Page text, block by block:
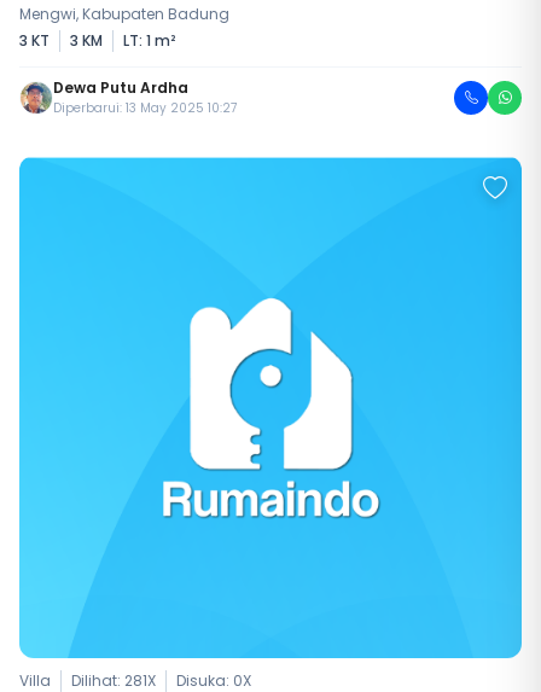
Mengwi, Kabupaten Badung
3 KT
3 KM LT: 1 m²
Dewa Putu Ardha
Diperbarui: 13 May 2025 10:27
Villa Dilihat: 281X Disuka: 0X